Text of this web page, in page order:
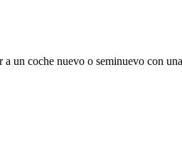
a un coche nuevo o seminuevo con